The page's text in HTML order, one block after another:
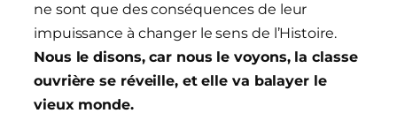
ne sont que des conséquences de leur
impuissance à changer le sens de l’Histoire.
Nous le disons, car nous le voyons, la classe
ouvrière se réveille, et elle va balayer le
vieux monde.